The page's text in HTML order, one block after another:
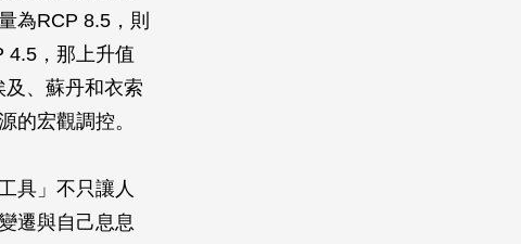
為RCP 8.5，則
4.5，那上升值
、蘇丹和衣索
的宏觀調控。
具」不只讓人
遷與自己息息